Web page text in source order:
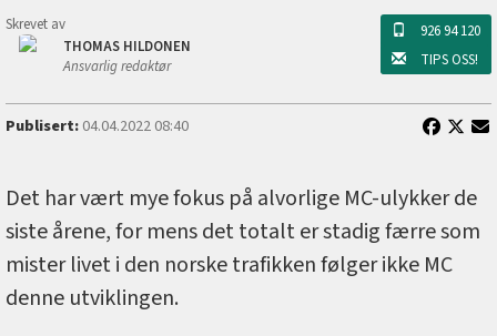
Skrevet av
THOMAS HILDONEN
Ansvarlig redaktør
926 94 120
TIPS OSS!
Publisert:04.04.2022 08:40
Det har vært mye fokus på alvorlige MC-ulykker de
siste årene, for mens det totalt er stadig færre som
mister livet i den norske trafikken følger ikke MC
denne utviklingen.